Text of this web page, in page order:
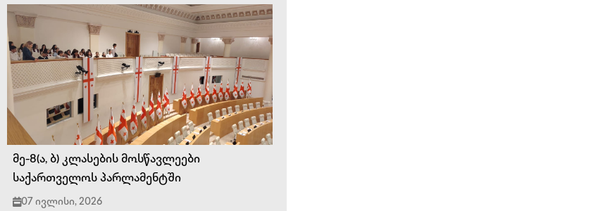
მე-8(ა, ბ) კლასების მოსწავლეები
საქართველოს პარლამენტში
07 ივლისი, 2026